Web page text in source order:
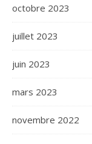
octobre 2023
juillet 2023
juin 2023
mars 2023
novembre 2022